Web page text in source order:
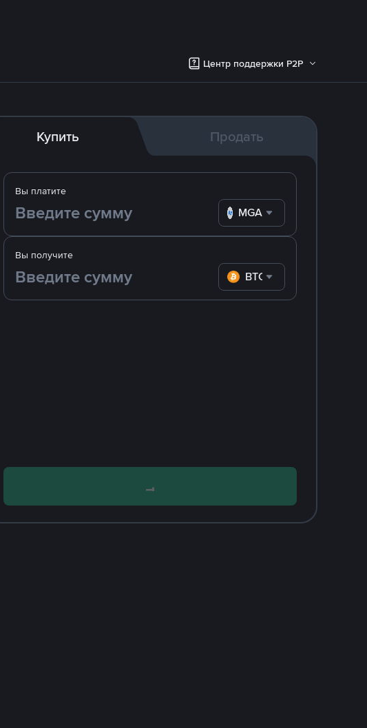
Центр поддержки P2P
Купить Продать
Вы платите
MGA
Вы получите
BTC